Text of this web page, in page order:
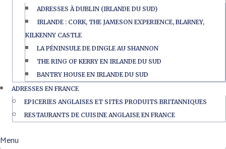
ADRESSES À DUBLIN (IRLANDE DU SUD)
IRLANDE : CORK, THE JAMESON EXPERIENCE, BLARNEY,
KILKENNY CASTLE
LA PÉNINSULE DE DINGLE AU SHANNON
THE RING OF KERRY EN IRLANDE DU SUD
BANTRY HOUSE EN IRLANDE DU SUD
ADRESSES EN FRANCE
EPICERIES ANGLAISES ET SITES PRODUITS BRITANNIQUES
RESTAURANTS DE CUISINE ANGLAISE EN FRANCE
Menu